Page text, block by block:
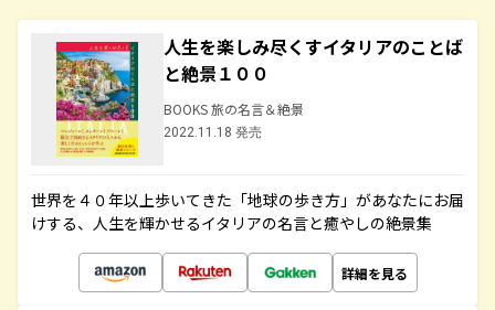
人生を楽しみ尽くすイタリアのことば
と絶景１００
BOOKS 旅の名言＆絶景
2022.11.18 発売
世界を４０年以上歩いてきた「地球の歩き方」があなたにお届
けする、人生を輝かせるイタリアの名言と癒やしの絶景集
詳細を見る